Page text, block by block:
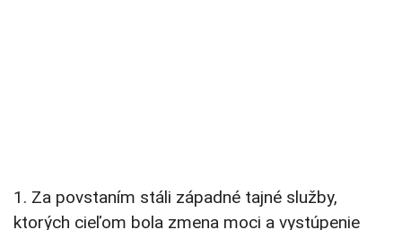
1. Za povstaním stáli západné tajné služby,
ktorých cieľom bola zmena moci a vystúpenie